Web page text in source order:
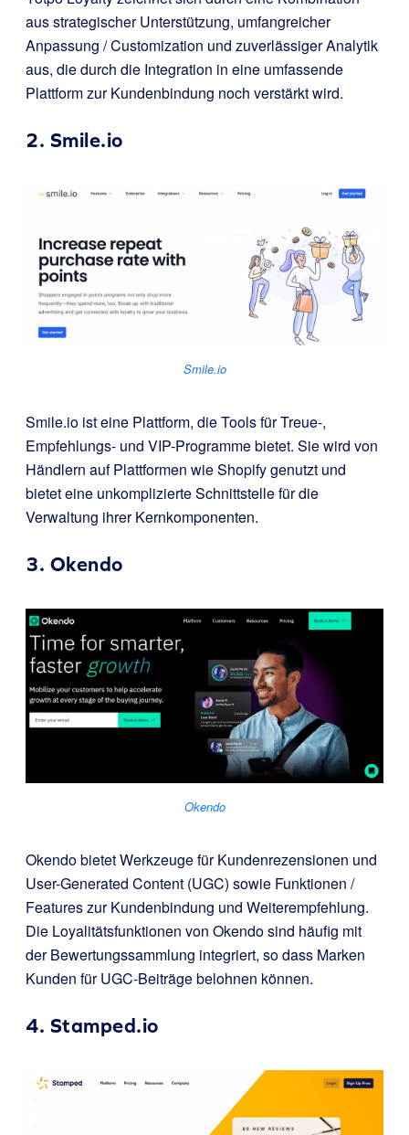
aus strategischer Unterstützung, umfangreicher
Anpassung / Customization und zuverlässiger Analytik
aus, die durch die Integration in eine umfassende
Plattform zur Kundenbindung noch verstärkt wird.
2. Smile.io
Smile.io
Smile.io ist eine Plattform, die Tools für Treue-,
Empfehlungs- und VIP-Programme bietet. Sie wird von
Händlern auf Plattformen wie Shopify genutzt und
bietet eine unkomplizierte Schnittstelle für die
Verwaltung ihrer Kernkomponenten.
3. Okendo
Okendo
Okendo bietet Werkzeuge für Kundenrezensionen und
User-Generated Content (UGC) sowie Funktionen /
Features zur Kundenbindung und Weiterempfehlung.
Die Loyalitätsfunktionen von Okendo sind häufig mit
der Bewertungssammlung integriert, so dass Marken
Kunden für UGC-Beiträge belohnen können.
4. Stamped.io